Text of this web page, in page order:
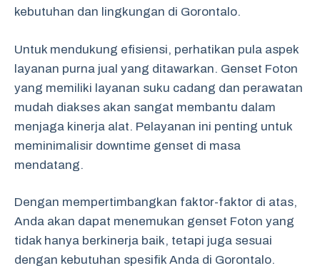
kebutuhan dan lingkungan di Gorontalo.
Untuk mendukung efisiensi, perhatikan pula aspek
layanan purna jual yang ditawarkan. Genset Foton
yang memiliki layanan suku cadang dan perawatan
mudah diakses akan sangat membantu dalam
menjaga kinerja alat. Pelayanan ini penting untuk
meminimalisir downtime genset di masa
mendatang.
Dengan mempertimbangkan faktor-faktor di atas,
Anda akan dapat menemukan genset Foton yang
tidak hanya berkinerja baik, tetapi juga sesuai
dengan kebutuhan spesifik Anda di Gorontalo.